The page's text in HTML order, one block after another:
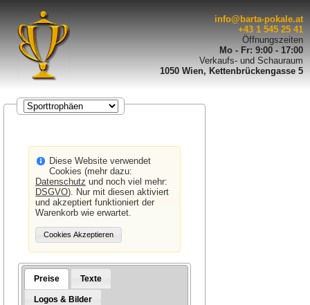
info@barta-pokale.at
+43 1 545 25 41
Öffnungszeiten
Mo - Fr: 9:00 - 17:00
Verkaufs- und Schauraum
1050 Wien, Kettenbrückengasse 5
Diese Website verwendet
Cookies (mehr dazu:
Datenschutz und noch viel mehr:
DSGVO). Nur mit diesen aktiviert
und akzeptiert funktioniert der
Warenkorb wie erwartet.
Preise Texte
Logos & Bilder